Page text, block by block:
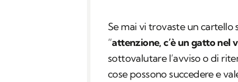
Se mai vi trovaste un cartello
“attenzione, c’è un gatto nel
sottovalutare l’avviso o di
cose possono succedere e